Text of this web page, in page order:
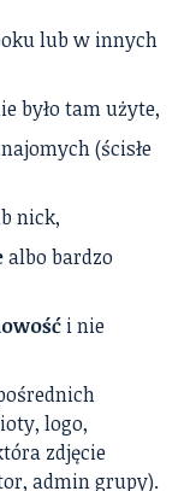
lub w innych
było tam użyte,
(ścisłe
nick,
albo bardzo
i nie
logo,
zdjęcie
admin grupy).